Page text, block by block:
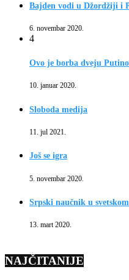
Bajden vodi u Džordžiji i
6. novembar 2020.
4
Ovo je borba dveju
10. januar 2020.
Sloboda medija
11. jul 2021.
Još se igra
5. novembar 2020.
Srpski naučnik u
13. mart 2020.
NAJČITANIJE